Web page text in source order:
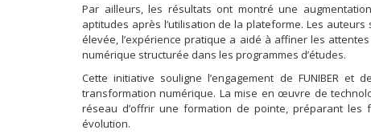
Par ailleurs, les résultats ont montré une
aptitudes après l’utilisation de la plateforme. Les
élevée, l’expérience pratique a aidé à affiner les
numérique structurée dans les programmes d’études.
Cette initiative souligne l’engagement de FUNIBER et
transformation numérique. La mise en œuvre de
réseau d’offrir une formation de pointe, préparant
évolution.